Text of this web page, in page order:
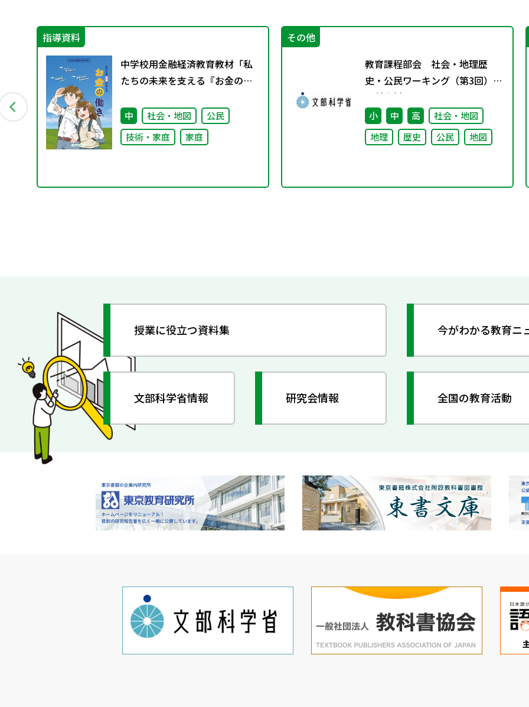
指導資料
中学校用金融経済教育教材「私
たちの未来を支える『お金の働
中 社会・地図
公民
技術・家庭
家庭
その他
教育課程部会 社会・地理歴
史・公民ワーキング（第3回）
配付資料
小 中 高
社会・地図
地理
歴史 公民 地図
授業に役立つ資料集 今がわかる教育ニ
文部科学省情報 研究会情報 全国の教育活動